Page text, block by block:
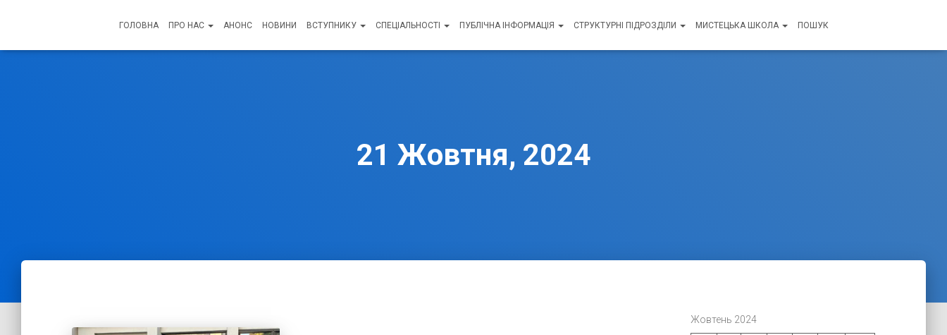
ГОЛОВНА ПРО НАС АНОНС НОВИНИ ВСТУПНИКУ СПЕЦІАЛЬНОСТІ ПУБЛІЧНА ІНФОРМАЦІЯ СТРУКТУРНІ ПІДРОЗДІЛИ МИСТЕЦЬКА ШКОЛА ПОШУК
21 Жовтня, 2024
Жовтень 2024